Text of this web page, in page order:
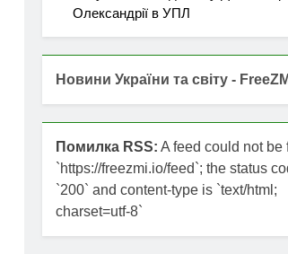
Олександрії в УПЛ
Новини України та світу -
Помилка RSS: A feed could not be
`https://freezmi.io/feed`; the status
`200` and content-type is `text/html;
charset=utf-8`